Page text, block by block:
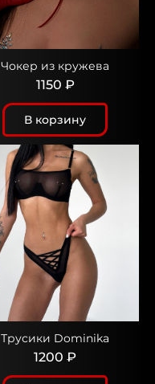
Чокер из кружева
1150 ₽
В корзину
Трусики Dominika
1200 ₽